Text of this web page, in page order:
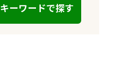
キーワードで探す